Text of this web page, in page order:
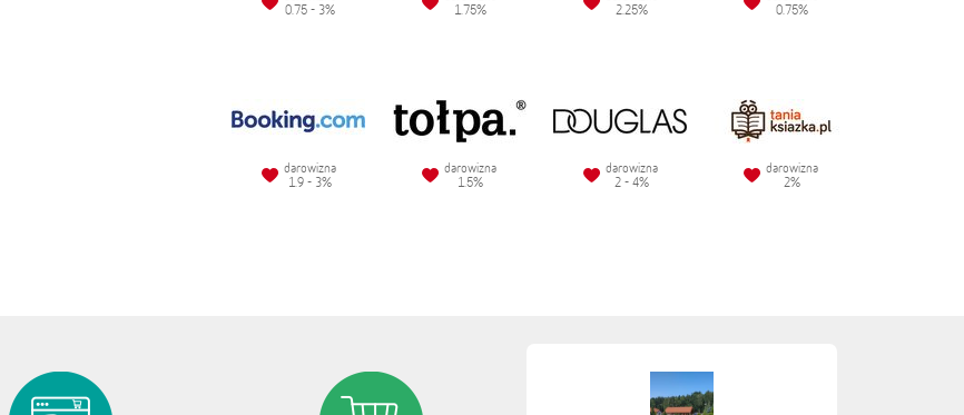
0.75 - 3%
1.75%
2.25%
0.75%
darowizna
1.9 - 3%
darowizna
1.5%
darowizna
2 - 4%
darowizna
2%